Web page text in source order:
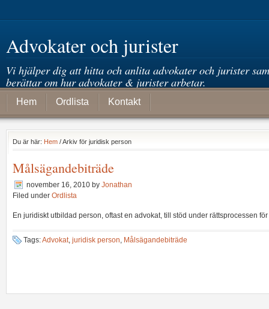
Advokater och jurister
Vi hjälper dig att hitta och anlita advokater och jurister
berättar om hur advokater & jurister arbetar.
Hem Ordlista Kontakt
Du är här: Hem / Arkiv för juridisk person
Målsägandebiträde
november 16, 2010 by Jonathan
Filed under Ordlista
En juridiskt utbildad person, oftast en advokat, till stöd under rättsprocessen
Tags:Advokat, juridisk person, Målsägandebiträde